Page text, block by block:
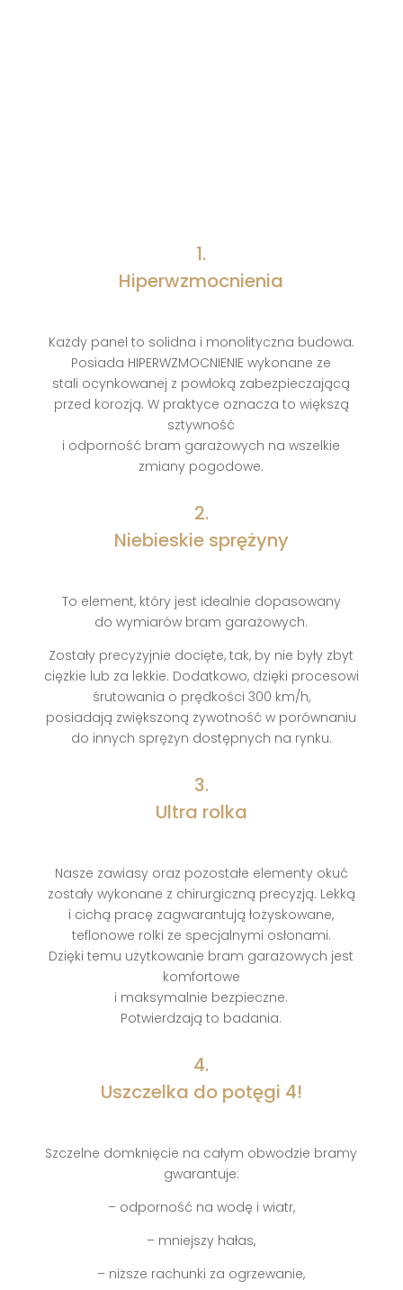
1.
Hiperwzmocnienia
Każdy panel to solidna i monolityczna budowa.
Posiada HIPERWZMOCNIENIE wykonane ze
stali ocynkowanej z powłoką zabezpieczającą
przed korozją. W praktyce oznacza to większą
sztywność
i odporność bram garażowych na wszelkie
zmiany pogodowe.
2.
Niebieskie sprężyny
To element, który jest idealnie dopasowany
do wymiarów bram garażowych.
Zostały precyzyjnie docięte, tak, by nie były zbyt
ciężkie lub za lekkie. Dodatkowo, dzięki procesowi
śrutowania o prędkości 300 km/h,
posiadają zwiększoną żywotność w porównaniu
do innych sprężyn dostępnych na rynku.
3.
Ultra rolka
Nasze zawiasy oraz pozostałe elementy okuć
zostały wykonane z chirurgiczną precyzją. Lekką
i cichą pracę zagwarantują łożyskowane,
teflonowe rolki ze specjalnymi osłonami.
Dzięki temu użytkowanie bram garażowych jest
komfortowe
i maksymalnie bezpieczne.
Potwierdzają to badania.
4.
Uszczelka do potęgi 4!
Szczelne domknięcie na całym obwodzie bramy
gwarantuje:
– odporność na wodę i wiatr,
– mniejszy hałas,
– niższe rachunki za ogrzewanie,